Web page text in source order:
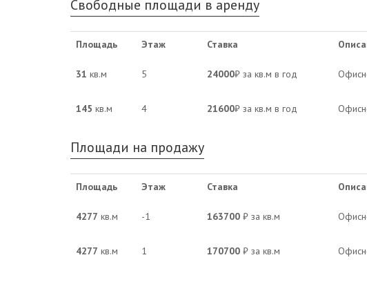
Свободные площади в аренду
Площадь Этаж Ставка
31 кв.м 5 24000₽ за кв.м в год
145 кв.м 4 21600₽ за кв.м в год
Площади на продажу
Площадь Этаж Ставка
4277 кв.м -1 163700 ₽ за кв.м
4277 кв.м 1 170700 ₽ за кв.м